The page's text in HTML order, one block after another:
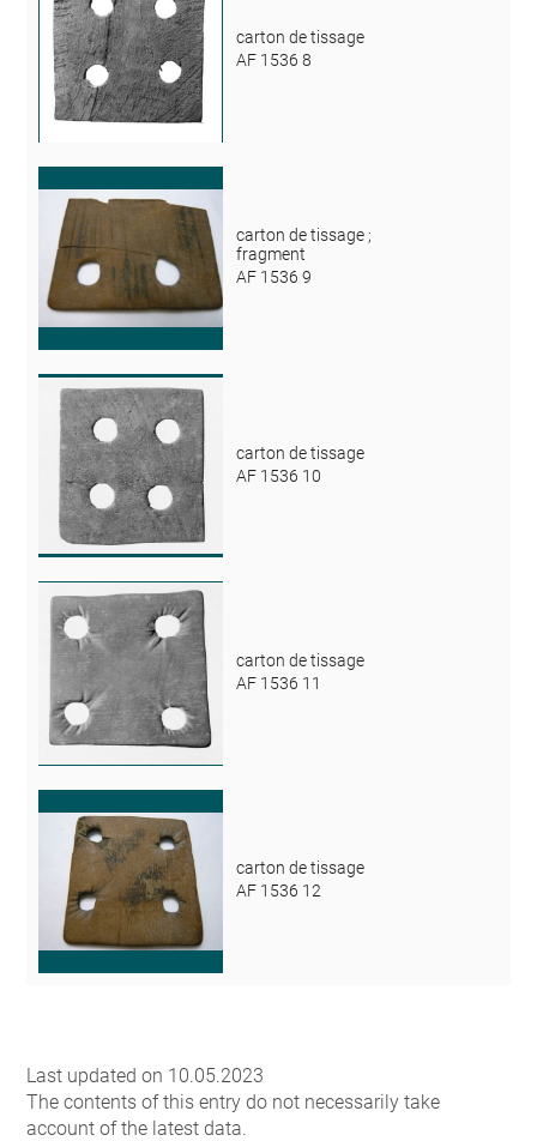
carton de tissage
AF 1536 8
carton de tissage ;
fragment
AF 1536 9
carton de tissage
AF 1536 10
carton de tissage
AF 1536 11
carton de tissage
AF 1536 12
Last updated on 10.05.2023
The contents of this entry do not necessarily take
account of the latest data.